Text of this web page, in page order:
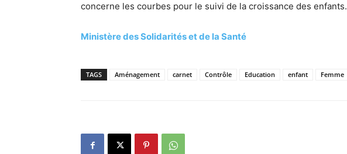
concerne les courbes pour le suivi de la croissance des enfants.
Ministère des Solidarités et de la Santé
TAGS Aménagement carnet Contrôle Education enfant Femme